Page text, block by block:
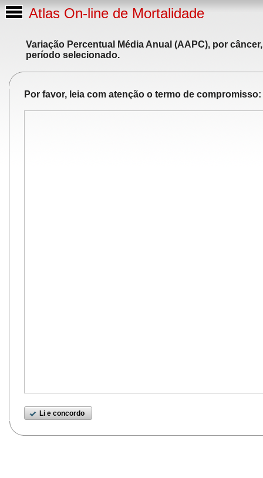
Atlas On-line de Mortalidade
Variação Percentual Média Anual (AAPC), por
período selecionado.
Por favor, leia com atenção o termo de compromisso:
Li e concordo